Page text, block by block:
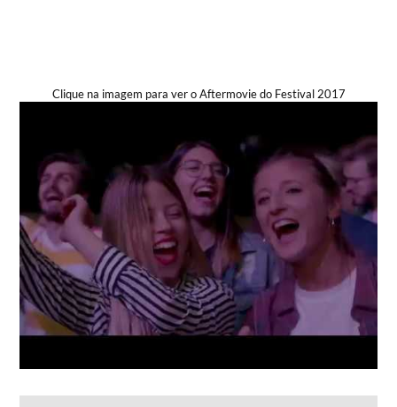
Clique na imagem para ver o Aftermovie do Festival 2017